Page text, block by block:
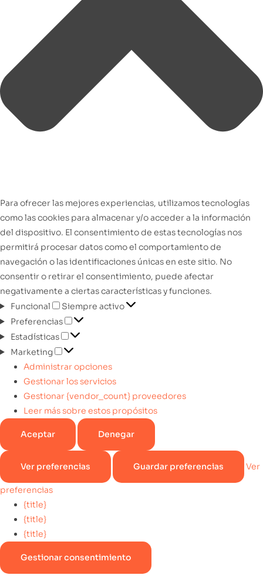
Para ofrecer las mejores experiencias, utilizamos tecnologías
como las cookies para almacenar y/o acceder a la información
del dispositivo. El consentimiento de estas tecnologías nos
permitirá procesar datos como el comportamiento de
navegación o las identificaciones únicas en este sitio. No
consentir o retirar el consentimiento, puede afectar
negativamente a ciertas características y funciones.
Funcional
Siempre activo
Preferencias
Estadísticas
Marketing
Administrar opciones
Gestionar los servicios
Gestionar {vendor_count} proveedores
Leer más sobre estos propósitos
Aceptar Denegar
Ver preferencias Guardar preferencias Ver
preferencias
{title}
{title}
{title}
Gestionar consentimiento